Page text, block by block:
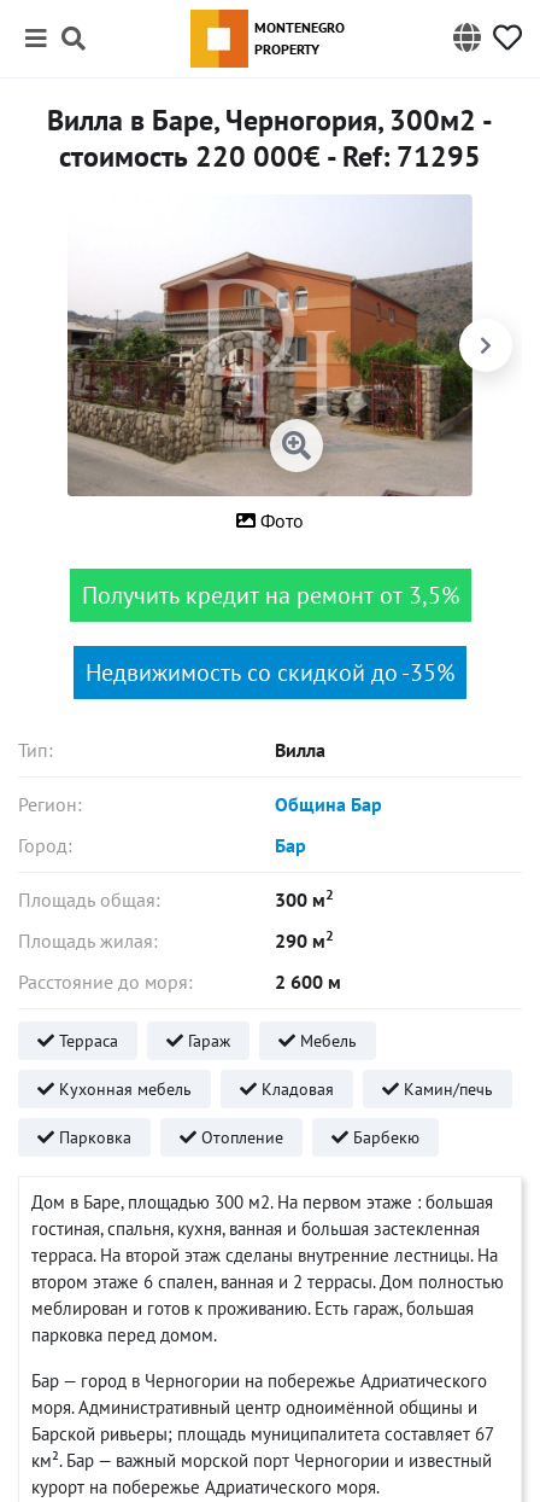
MONTENEGRO
PROPERTY
Вилла в Баре, Черногория, 300м2 -
стоимость 220 000€ - Ref: 71295
Фото
Получить кредит на ремонт от 3,5%
Недвижимость со скидкой до -35%
Тип: Вилла
Регион:
Община Бар
Город:
Бар
Площадь общая: 300 м2
Площадь жилая: 290 м2
Расстояние до моря: 2 600 м
Терраса Гараж Мебель
Кухонная мебель Кладовая Камин/печь
Парковка Отопление Барбекю
Дом в Баре, площадью 300 м2. На первом этаже : большая
гостиная, спальня, кухня, ванная и большая застекленная
терраса. На второй этаж сделаны внутренние лестницы. На
втором этаже 6 спален, ванная и 2 террасы. Дом полностью
меблирован и готов к проживанию. Есть гараж, большая
парковка перед домом.
Бар — город в Черногории на побережье Адриатического
моря. Административный центр одноимённой общины и
Барской ривьеры; площадь муниципалитета составляет 67
км². Бар — важный морской порт Черногории и известный
курорт на побережье Адриатического моря.